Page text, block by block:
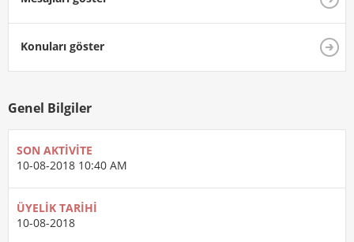
Konuları göster
Genel Bilgiler
SON AKTIVITE
10-08-2018 10:40 AM
ÜYELIK TARIHI
10-08-2018